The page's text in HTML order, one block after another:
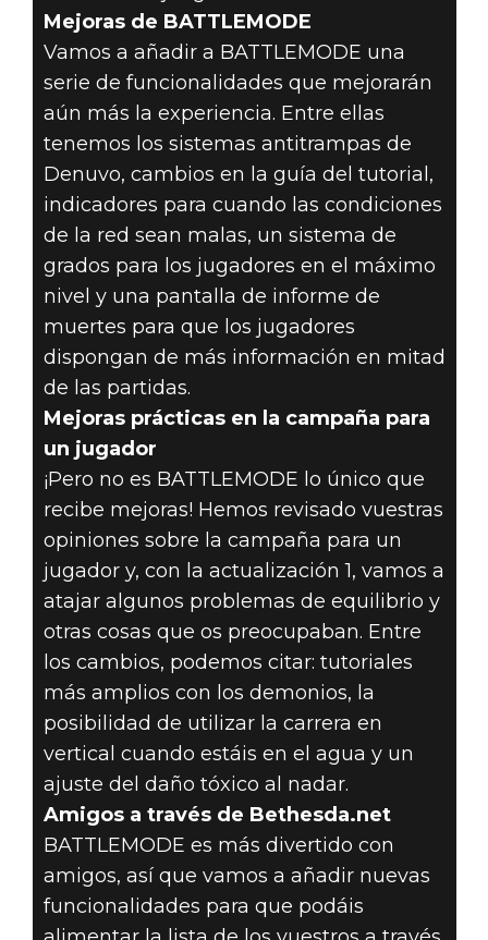
Mejoras de BATTLEMODE
Vamos a añadir a BATTLEMODE una
serie de funcionalidades que mejorarán
aún más la experiencia. Entre ellas
tenemos los sistemas antitrampas de
Denuvo, cambios en la guía del tutorial,
indicadores para cuando las condiciones
de la red sean malas, un sistema de
grados para los jugadores en el máximo
nivel y una pantalla de informe de
muertes para que los jugadores
dispongan de más información en mitad
de las partidas.
Mejoras prácticas en la campaña para
un jugador
¡Pero no es BATTLEMODE lo único que
recibe mejoras! Hemos revisado vuestras
opiniones sobre la campaña para un
jugador y, con la actualización 1, vamos a
atajar algunos problemas de equilibrio y
otras cosas que os preocupaban. Entre
los cambios, podemos citar: tutoriales
más amplios con los demonios, la
posibilidad de utilizar la carrera en
vertical cuando estáis en el agua y un
ajuste del daño tóxico al nadar.
Amigos a través de Bethesda.net
BATTLEMODE es más divertido con
amigos, así que vamos a añadir nuevas
funcionalidades para que podáis